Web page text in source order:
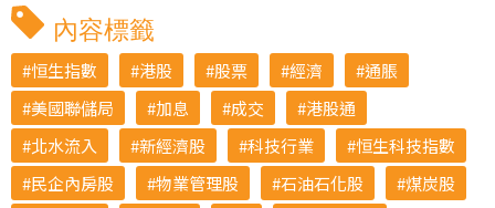
內容標籤
恒生指數 港股 股票 經濟
通脹
美國聯儲局
加息 成交
港股通
北水流入
新經濟股 科技行業
恒生科技指數
民企內房股
物業管理股 石油石化股
煤炭股